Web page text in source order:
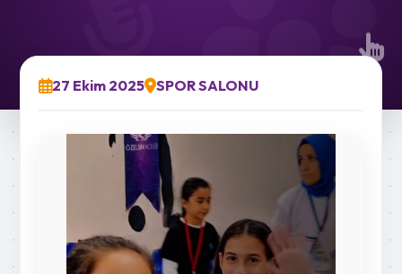
27 Ekim 2025 SPOR SALONU